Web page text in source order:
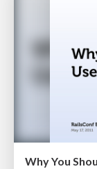
Why You